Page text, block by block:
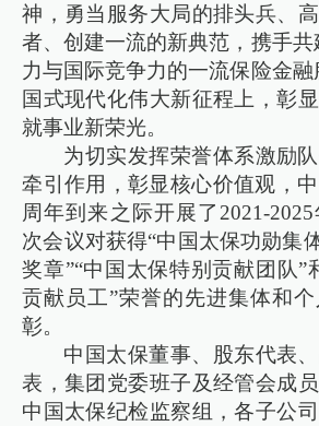
神，勇当服务大局的排头兵、
者、创建一流的新典范，携手共
力与国际竞争力的一流保险金融
国式现代化伟大新征程上，彰
就事业新荣光。
为切实发挥荣誉体系激励
牵引作用，彰显核心价值观，
周年到来之际开展了2021-
次会议对获得“中国太保功勋集
奖章”“中国太保特别贡献团队”
贡献员工”荣誉的先进集体和
彰。
中国太保董事、股东代表
表，集团党委班子及经管会成
中国太保纪检监察组，各子公